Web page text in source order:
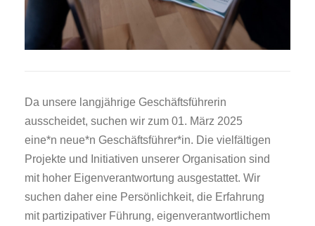
Da unsere langjährige Geschäftsführerin
ausscheidet, suchen wir zum 01. März 2025
eine*n neue*n Geschäftsführer*in. Die vielfältigen
Projekte und Initiativen unserer Organisation sind
mit hoher Eigenverantwortung ausgestattet. Wir
suchen daher eine Persönlichkeit, die Erfahrung
mit partizipativer Führung, eigenverantwortlichem